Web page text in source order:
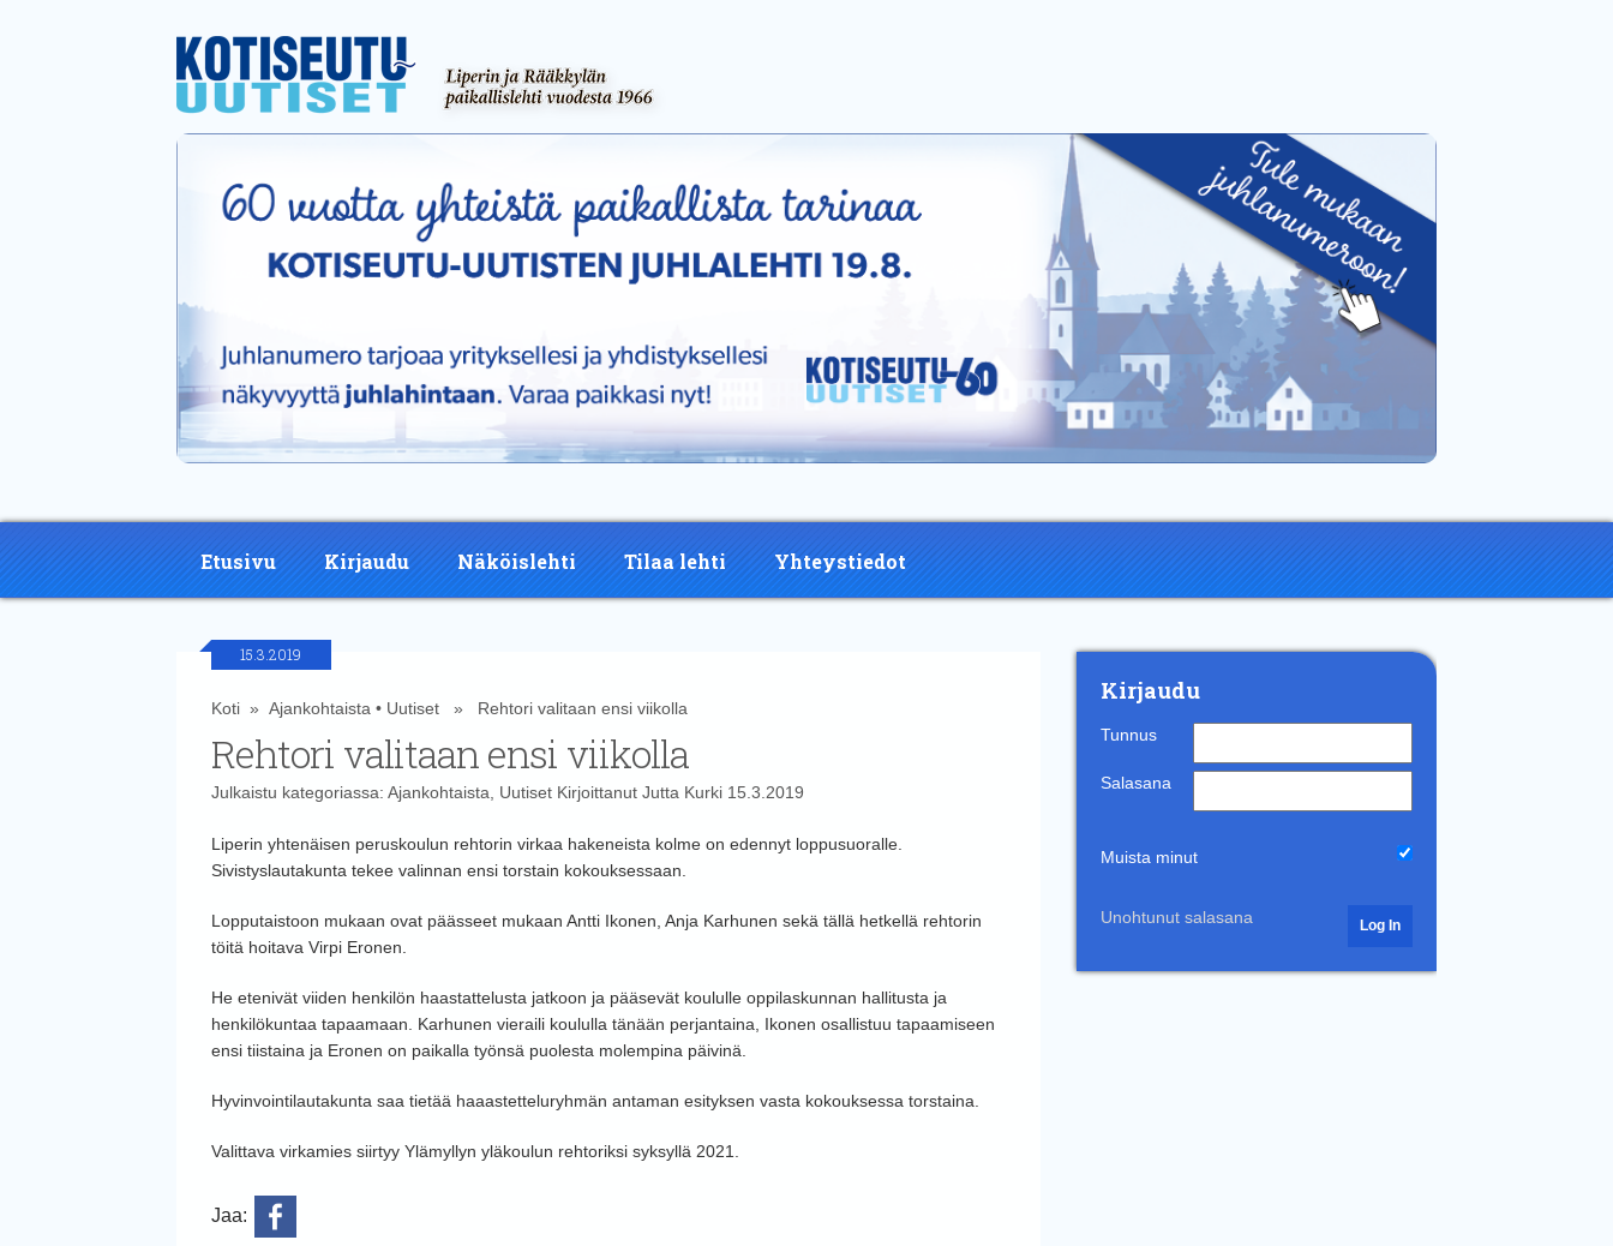
Etusivu Kirjaudu Näköislehti Tilaa lehti Yhteystiedot
15.3.2019
Koti» Ajankohtaista • Uutiset» Rehtori valitaan ensi viikolla
Rehtori valitaan ensi viikolla
Julkaistu kategoriassa: Ajankohtaista UutisetKirjoittanut Jutta Kurki15.3.2019
Liperin yhtenäisen peruskoulun rehtorin virkaa hakeneista kolme on edennyt loppusuoralle.
Sivistyslautakunta tekee valinnan ensi torstain kokouksessaan.
Lopputaistoon mukaan ovat päässeet mukaan Antti Ikonen, Anja Karhunen sekä tällä hetkellä rehtorin
töitä hoitava Virpi Eronen.
He etenivät viiden henkilön haastattelusta jatkoon ja pääsevät koululle oppilaskunnan hallitusta ja
henkilökuntaa tapaamaan. Karhunen vieraili koululla tänään perjantaina, Ikonen osallistuu tapaamiseen
ensi tiistaina ja Eronen on paikalla työnsä puolesta molempina päivinä.
Hyvinvointilautakunta saa tietää haaastetteluryhmän antaman esityksen vasta kokouksessa torstaina.
Valittava virkamies siirtyy Ylämyllyn yläkoulun rehtoriksi syksyllä 2021.
Jaa:
Kirjaudu
Tunnus
Salasana
Muista minut
Unohtunut salasana